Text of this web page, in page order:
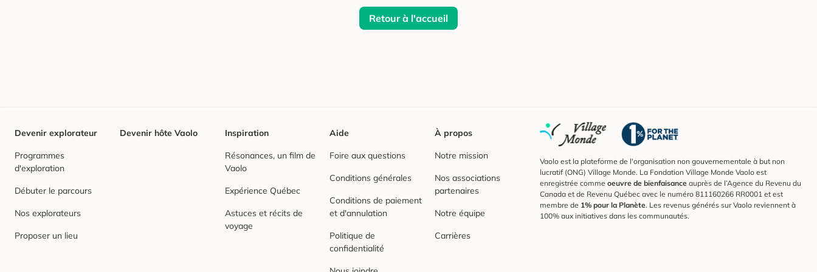
Retour à l'accueil
Devenir explorateur
Programmes
d'exploration
Débuter le parcours
Nos explorateurs
Proposer un lieu
Devenir hôte Vaolo Inspiration
Résonances, un film de
Vaolo
Expérience Québec
Astuces et récits de
voyage
Aide
Foire aux questions
Conditions générales
Conditions de paiement
et d'annulation
Politique de
confidentialité
À propos
Notre mission
Nos associations
partenaires
Notre équipe
Carrières
Vaolo est la plateforme de l'organisation non gouvernementale à but non
lucratif (ONG) Village Monde. La Fondation Village Monde Vaolo est
enregistrée comme oeuvre de bienfaisance auprès de l’Agence du Revenu du
Canada et de Revenu Québec avec le numéro 811160266 RR0001 et est
membre de 1% pour la Planète. Les revenus générés sur Vaolo reviennent à
100% aux initiatives dans les communautés.